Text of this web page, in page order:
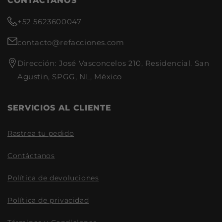
Plymouth Grand Voyager 3.3
Plymouth Grand Voyager 3.8
Plymouth Voyager 2.5 L4
1990-1995
+52 5623600047
contacto@refacciones.com
Dirección: José Vasconcelos 210, Residencial. San
Agustin, SPGG, NL, México
SERVICIOS AL CLIENTE
Rastrea tu pedido
Contáctanos
Política de devoluciones
Política de privacidad